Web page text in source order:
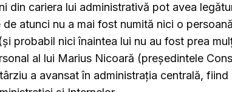
din cariera lui administrativă pot avea
atunci nu a mai fost numită nici o
probabil nici înaintea lui nu au fost prea
al lui Marius Nicoară (președintele
a avansat în administrația centrală,